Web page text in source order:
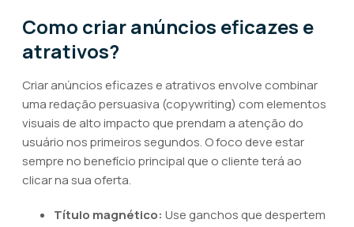
Como criar anúncios eficazes e
atrativos?
Criar anúncios eficazes e atrativos envolve combinar
uma redação persuasiva (copywriting) com elementos
visuais de alto impacto que prendam a atenção do
usuário nos primeiros segundos. O foco deve estar
sempre no benefício principal que o cliente terá ao
clicar na sua oferta.
Título magnético: Use ganchos que despertem